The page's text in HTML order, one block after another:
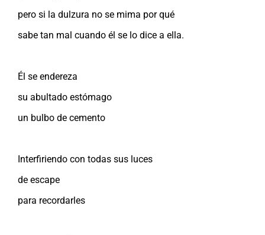
pero si la dulzura no se mima por qué
sabe tan mal cuando él se lo dice a ella.
Él se endereza
su abultado estómago
un bulbo de cemento
Interfiriendo con todas sus luces
de escape
para recordarles